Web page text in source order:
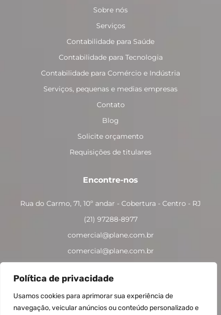
Política de privacidade
Usamos cookies para aprimorar sua experiência de
navegação, veicular anúncios ou conteúdo personalizado e
Sobre nós
Serviços
Contabilidade para Saúde
Contabilidade para Tecnologia
Contabilidade para Comércio e Indústria
Serviços, pequenas e medias empresas
Contato
Blog
Solicite orçamento
Requisições de titulares
Encontre-nos
Rua do Carmo, 71, 10º andar - Cobertura - Centro - RJ
(21) 97288-8977
comercial@plane.com.br
comercial@plane.com.br
contábil e empresarial